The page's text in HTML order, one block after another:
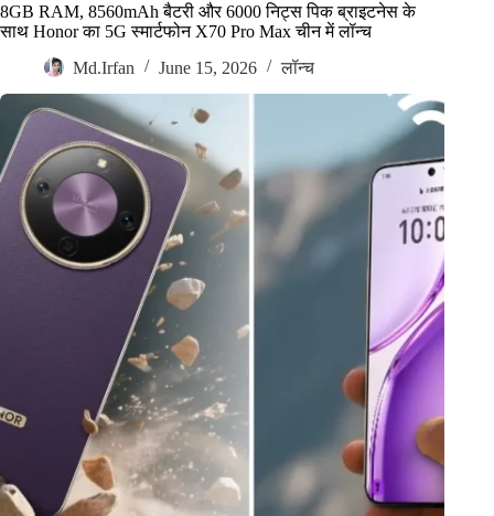
8GB RAM, 8560mAh बैटरी और 6000 निट्स पिक ब्राइटनेस के
साथ Honor का 5G स्मार्टफोन X70 Pro Max चीन में लॉन्च
Md.Irfan
June 15, 2026 लॉन्च